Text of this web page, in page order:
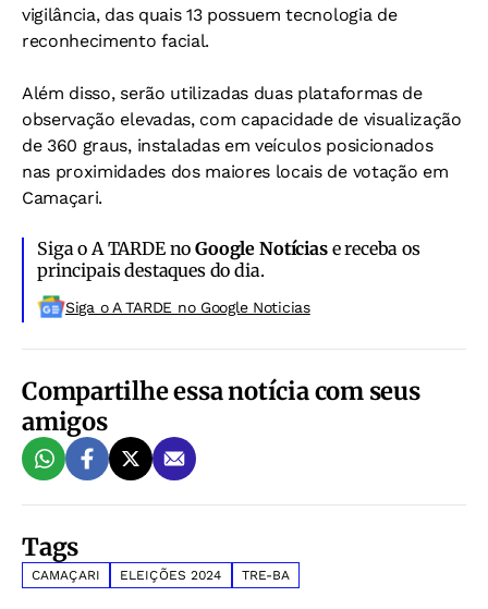
vigilância, das quais 13 possuem tecnologia de
reconhecimento facial.
Além disso, serão utilizadas duas plataformas de
observação elevadas, com capacidade de visualização
de 360 ​​graus, instaladas em veículos posicionados
nas proximidades dos maiores locais de votação em
Camaçari.
Siga o A TARDE noGoogle Notíciase receba os
principais destaques do dia.
Siga o A TARDE no Google Noticias
Compartilhe essa notícia com seus
amigos
Tags
CAMAÇARI ELEIÇÕES 2024 TRE-BA